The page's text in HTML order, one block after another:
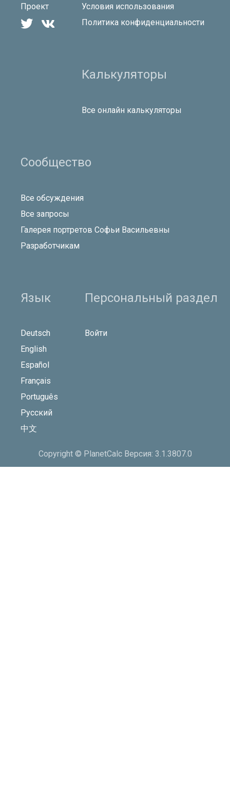
Проект
 
Условия использования
Политика конфиденциальности
Калькуляторы
Все онлайн калькуляторы
Сообщество
Все обсуждения
Все запросы
Галерея портретов Софьи Васильевны
Разработчикам
Язык
Deutsch
English
Español
Français
Português
Русский
中文
Персональный раздел
Войти
Copyright © PlanetCalc Версия: 3.1.3807.0